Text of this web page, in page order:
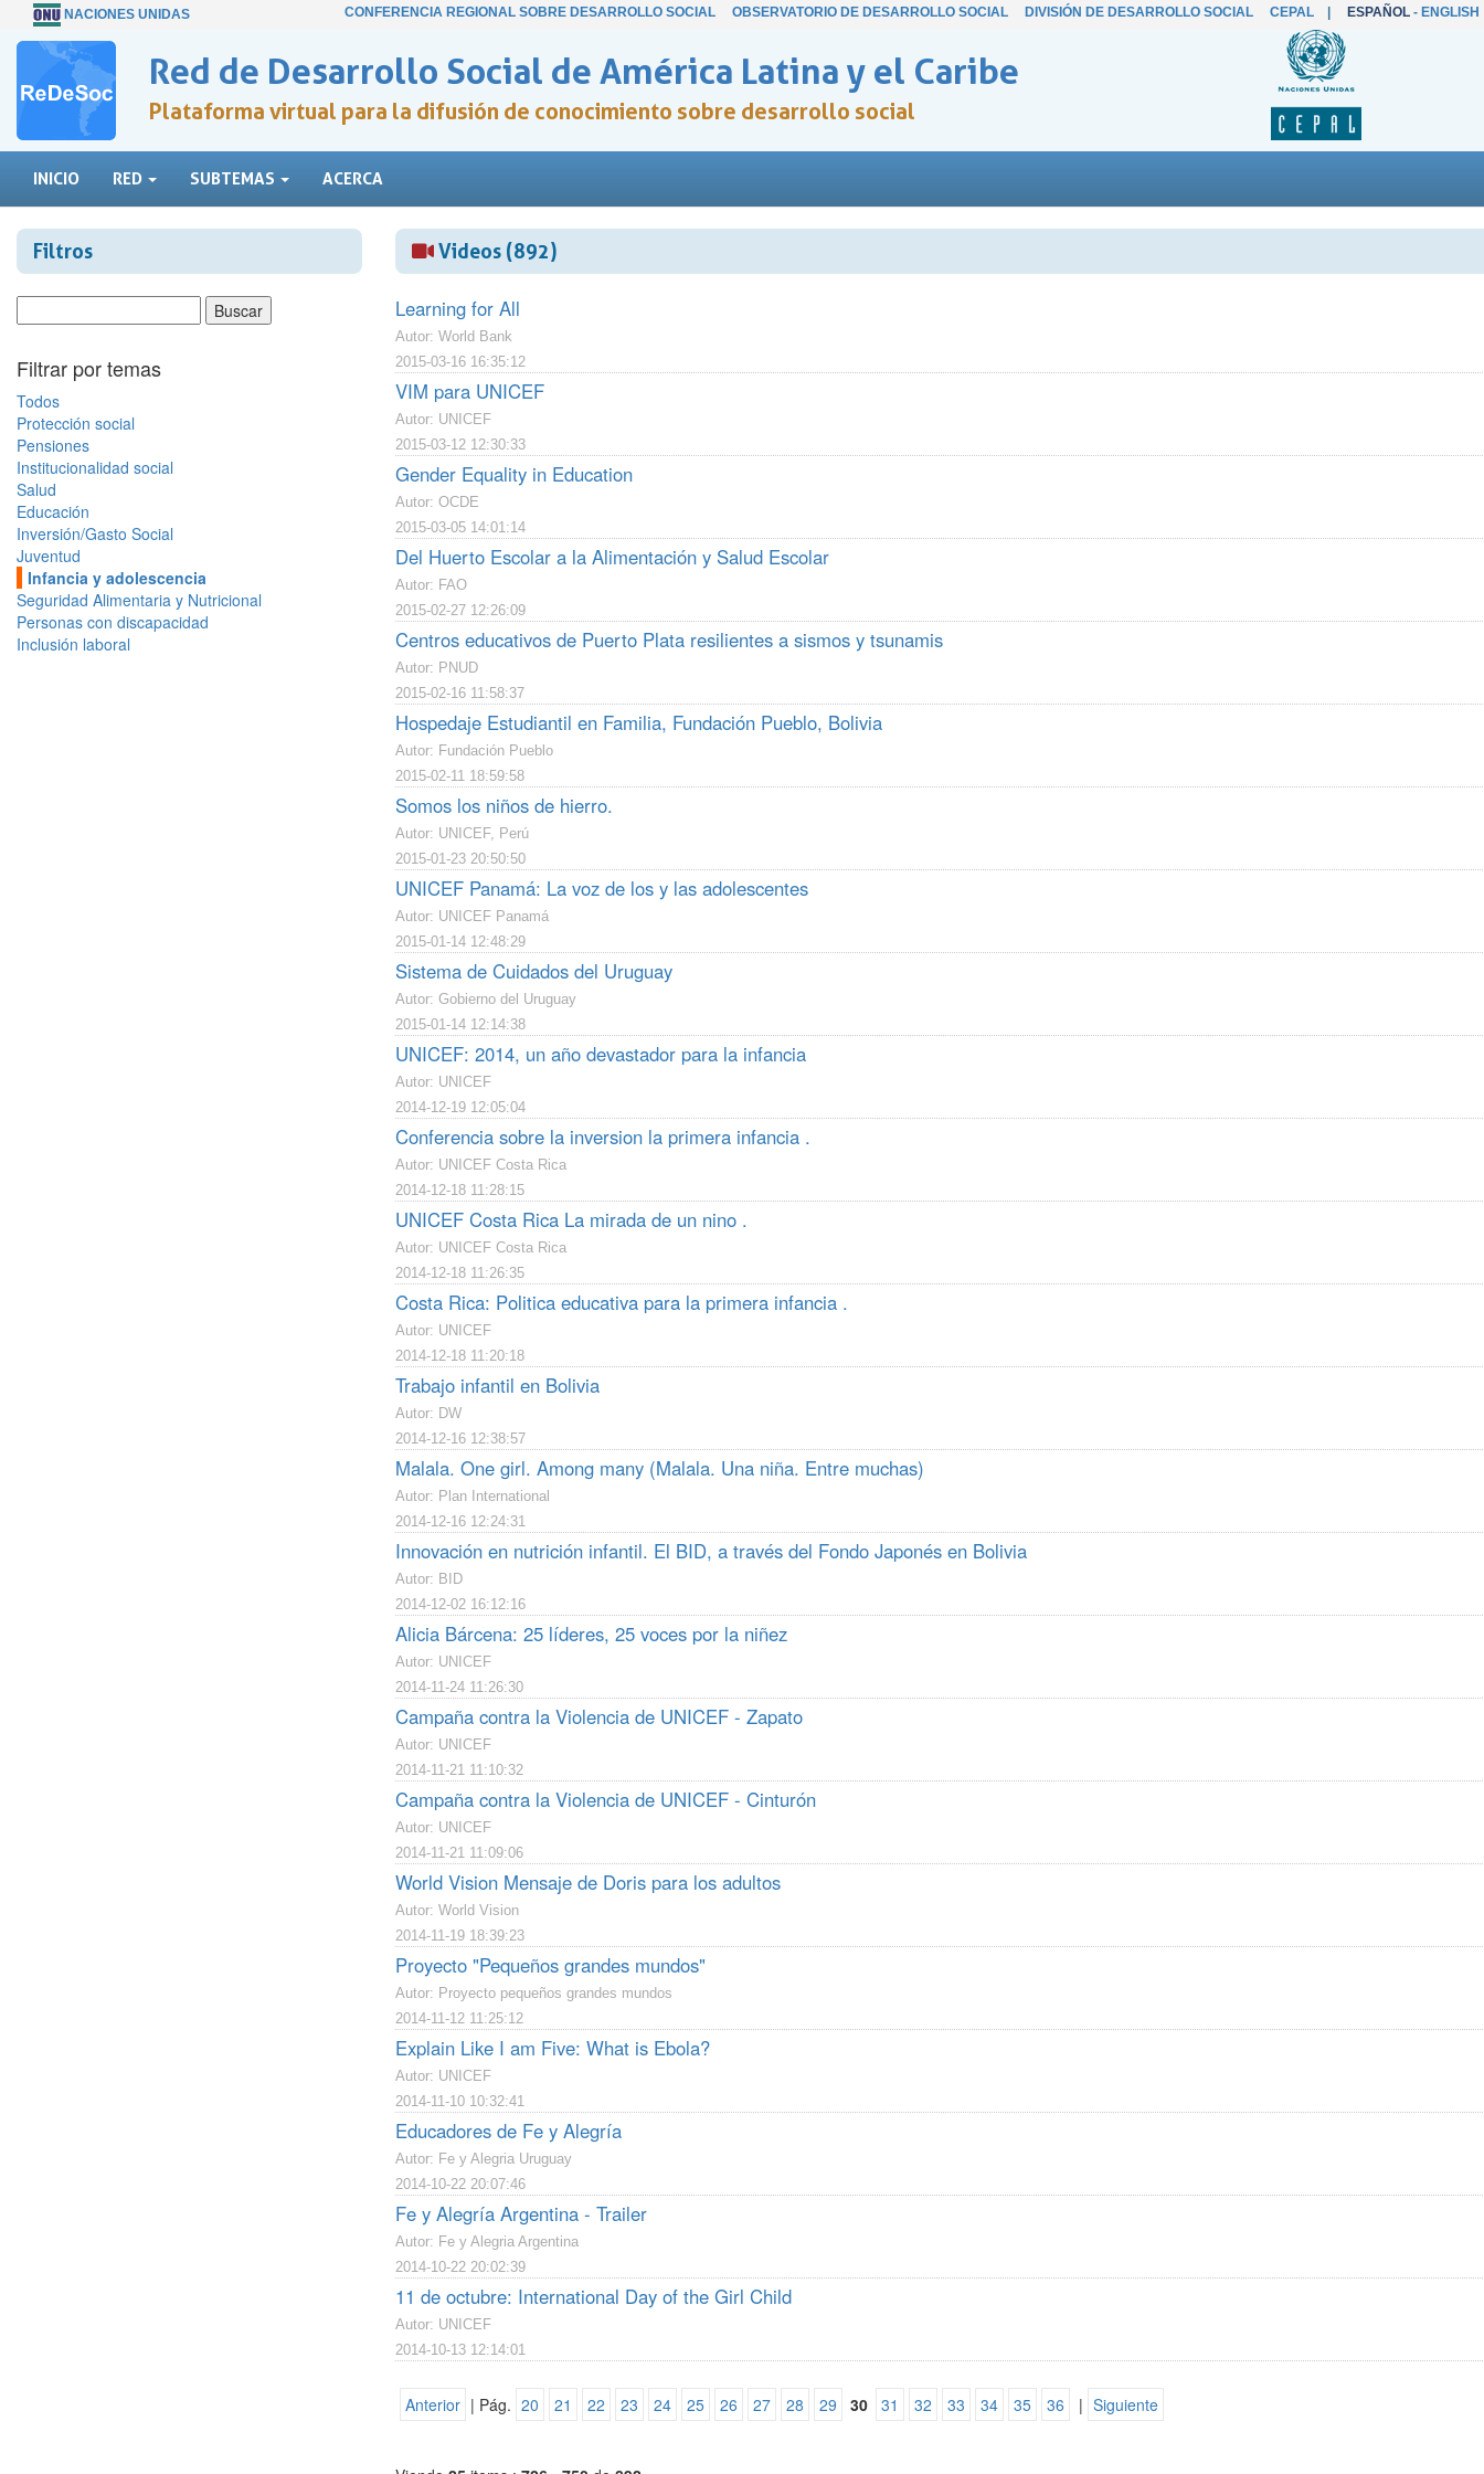
NACIONES UNIDAS CONFERENCIA REGIONAL SOBRE DESARROLLO SOCIAL OBSERVATORIO DE DESARROLLO SOCIAL DIVISIÓN DE DESARROLLO SOCIAL CEPAL| ESPAÑOL- ENGLISH
Red de Desarrollo Social de América Latina y el Caribe
Plataforma virtual para la difusión de conocimiento sobre desarrollo social
INICIO RED SUBTEMAS ACERCA
Filtros
Filtrar por temas
Todos
Protección social
Pensiones
Institucionalidad social
Salud
Educación
Inversión/Gasto Social
Juventud
Infancia y adolescencia
Seguridad Alimentaria y Nutricional
Personas con discapacidad
Inclusión laboral
Videos (892)
Learning for All
Autor: World Bank
2015-03-16 16:35:12
VIM para UNICEF
Autor: UNICEF
2015-03-12 12:30:33
Gender Equality in Education
Autor: OCDE
2015-03-05 14:01:14
Del Huerto Escolar a la Alimentación y Salud Escolar
Autor: FAO
2015-02-27 12:26:09
Centros educativos de Puerto Plata resilientes a sismos y tsunamis
Autor: PNUD
2015-02-16 11:58:37
Hospedaje Estudiantil en Familia, Fundación Pueblo, Bolivia
Autor: Fundación Pueblo
2015-02-11 18:59:58
Somos los niños de hierro.
Autor: UNICEF, Perú
2015-01-23 20:50:50
UNICEF Panamá: La voz de los y las adolescentes
Autor: UNICEF Panamá
2015-01-14 12:48:29
Sistema de Cuidados del Uruguay
Autor: Gobierno del Uruguay
2015-01-14 12:14:38
UNICEF: 2014, un año devastador para la infancia
Autor: UNICEF
2014-12-19 12:05:04
Conferencia sobre la inversion la primera infancia .
Autor: UNICEF Costa Rica
2014-12-18 11:28:15
UNICEF Costa Rica La mirada de un nino .
Autor: UNICEF Costa Rica
2014-12-18 11:26:35
Costa Rica: Politica educativa para la primera infancia .
Autor: UNICEF
2014-12-18 11:20:18
Trabajo infantil en Bolivia
Autor: DW
2014-12-16 12:38:57
Malala. One girl. Among many (Malala. Una niña. Entre muchas)
Autor: Plan International
2014-12-16 12:24:31
Innovación en nutrición infantil. El BID, a través del Fondo Japonés en Bolivia
Autor: BID
2014-12-02 16:12:16
Alicia Bárcena: 25 líderes, 25 voces por la niñez
Autor: UNICEF
2014-11-24 11:26:30
Campaña contra la Violencia de UNICEF - Zapato
Autor: UNICEF
2014-11-21 11:10:32
Campaña contra la Violencia de UNICEF - Cinturón
Autor: UNICEF
2014-11-21 11:09:06
World Vision Mensaje de Doris para los adultos
Autor: World Vision
2014-11-19 18:39:23
Proyecto "Pequeños grandes mundos"
Autor: Proyecto pequeños grandes mundos
2014-11-12 11:25:12
Explain Like I am Five: What is Ebola?
Autor: UNICEF
2014-11-10 10:32:41
Educadores de Fe y Alegría
Autor: Fe y Alegria Uruguay
2014-10-22 20:07:46
Fe y Alegría Argentina - Trailer
Autor: Fe y Alegria Argentina
2014-10-22 20:02:39
11 de octubre: International Day of the Girl Child
Autor: UNICEF
2014-10-13 12:14:01
Anterior | Pág. 20 21 22 23 24 25 26 27 28 29 30 31 32 33 34 35 36 | Siguiente